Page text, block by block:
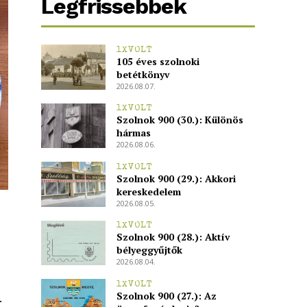
Legfrissebbek
1XVOLT
105 éves szolnoki
betétkönyv
2026.08.07.
1XVOLT
Szolnok 900 (30.): Különös
hármas
2026.08.06.
1XVOLT
Szolnok 900 (29.): Akkori
kereskedelem
2026.08.05.
1XVOLT
Szolnok 900 (28.): Aktív
bélyeggyűjtők
2026.08.04.
1XVOLT
Szolnok 900 (27.): Az